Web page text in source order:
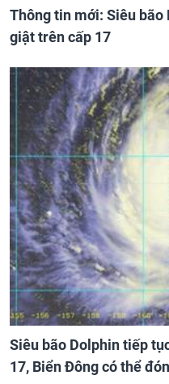
Thông tin mới: Siêu bão
giật trên cấp 17
Siêu bão Dolphin tiếp
17, Biển Đông có thể